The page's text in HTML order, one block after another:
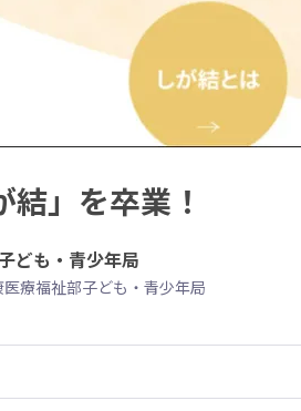
」を卒業！
ども・青少年局
療福祉部子ども・青少年局